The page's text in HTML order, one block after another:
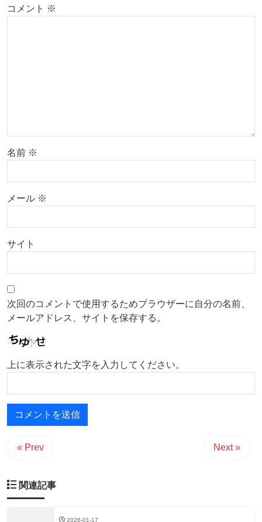
コメント ※
名前 ※
メール ※
サイト
次回のコメントで使用するためブラウザーに自分の名前、
メールアドレス、サイトを保存する。
上に表示された文字を入力してください。
« Prev Next »
関連記事
2026-01-17